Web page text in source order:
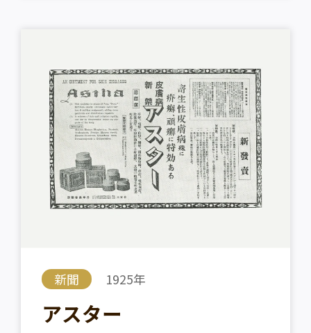
新聞 1925年
アスター